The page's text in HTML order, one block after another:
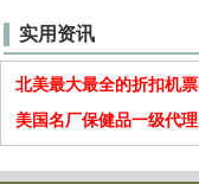
实用资讯
北美最大最全的折扣机
美国名厂保健品一级代理